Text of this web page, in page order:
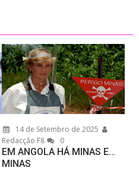
14 de Setembro de 2025
Redacção F8
0
EM ANGOLA HÁ MINAS E…
MINAS